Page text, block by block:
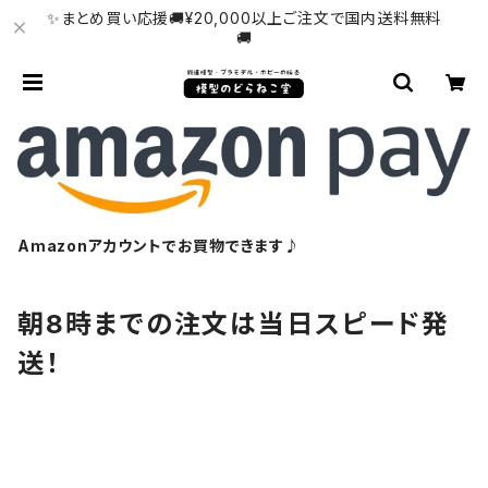
✨まとめ買い応援🚚¥20,000以上ご注文で国内送料無料
🚚
Amazonアカウントでお買物できます♪
朝8時までの注文は当日スピード発
送！